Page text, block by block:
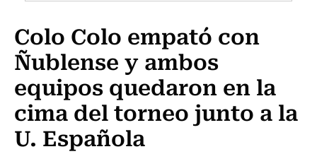
Programas Radio y TV Usach
Colo Colo empató con
Ñublense y ambos
equipos quedaron en la
cima del torneo junto a la
U. Española